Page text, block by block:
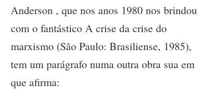
Anderson , que nos anos 1980 nos brindou
com o fantástico A crise da crise do
marxismo (São Paulo: Brasiliense, 1985),
tem um parágrafo numa outra obra sua em
que afirma: